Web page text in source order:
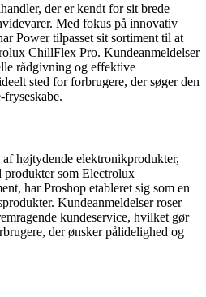
der er kendt for sit brede
Med fokus på innovativ
Power tilpasset sit sortiment til at
ChillFlex Pro. Kundeanmeldelser
rådgivning og effektive
sted for forbrugere, der søger den
højtydende elektronikprodukter,
produkter som Electrolux
har Proshop etableret sig som en
Kundeanmeldelser roser
kundeservice, hvilket gør
der ønsker pålidelighed og